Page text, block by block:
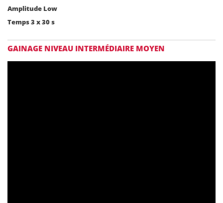
Amplitude Low
Temps 3 x 30 s
GAINAGE NIVEAU INTERMÉDIAIRE MOYEN